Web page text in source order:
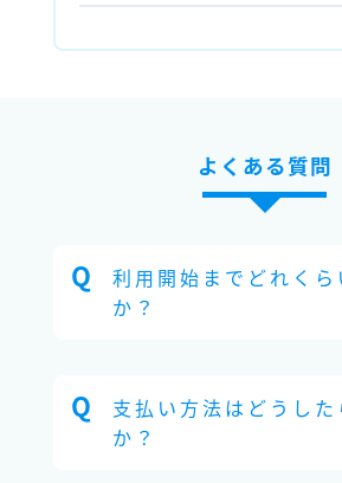
よくある質問
利用開始までどれく
か？
支払い方法はどうし
か？